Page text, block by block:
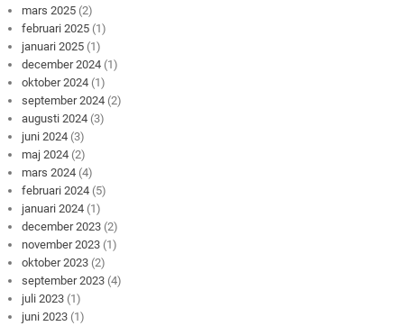
mars 2025 (2)
februari 2025 (1)
januari 2025 (1)
december 2024 (1)
oktober 2024 (1)
september 2024 (2)
augusti 2024 (3)
juni 2024 (3)
maj 2024 (2)
mars 2024 (4)
februari 2024 (5)
januari 2024 (1)
december 2023 (2)
november 2023 (1)
oktober 2023 (2)
september 2023 (4)
juli 2023 (1)
juni 2023 (1)